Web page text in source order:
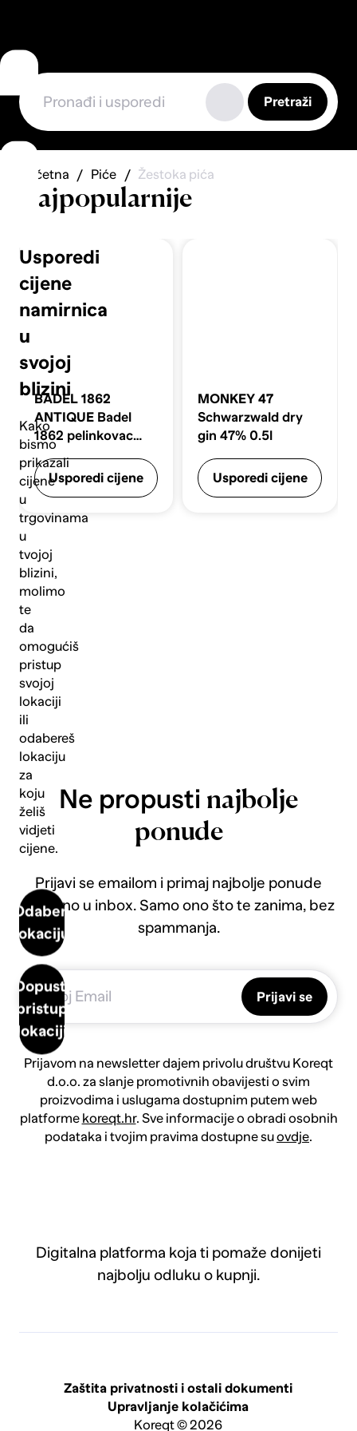
Usporedi
cijene
namirnica
u
svojoj
blizini
Kako
bismo
prikazali
cijene
u
trgovinama
u
tvojoj
blizini,
molimo
te
da
omogućiš
pristup
svojoj
lokaciji
ili
odabereš
lokaciju
za
koju
želiš
vidjeti
cijene.
Odaberi
lokaciju
Dopusti
pristup
lokaciji
Pretraži
Početna Piće Žestoka pića
Najpopularnije
BADEL 1862
ANTIQUE Badel
1862 pelinkovac
antique liker 0.7l
Usporedi cijene
MONKEY 47
Schwarzwald dry
gin 47% 0.5l
Usporedi cijene
Ne propusti najbolje
ponude
Prijavi se emailom i primaj najbolje ponude
direktno u inbox. Samo ono što te zanima, bez
spammanja.
Prijavi se
Prijavom na newsletter dajem privolu društvu Koreqt
d.o.o. za slanje promotivnih obavijesti o svim
proizvodima i uslugama dostupnim putem web
platforme koreqt.hr. Sve informacije o obradi osobnih
podataka i tvojim pravima dostupne suovdje.
Digitalna platforma koja ti pomaže donijeti
najbolju odluku o kupnji.
Zaštita privatnosti i ostali dokumenti
Upravljanje kolačićima
Koreqt © 2026